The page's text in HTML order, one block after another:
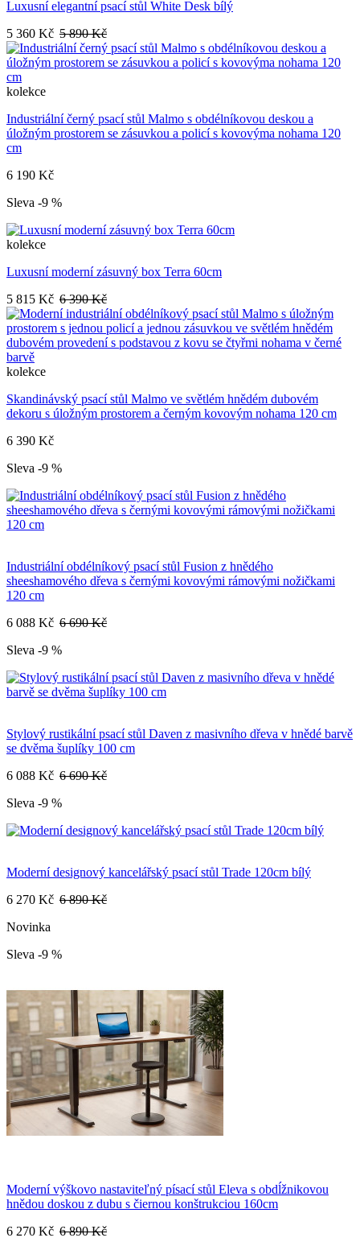
Luxusní elegantní psací stůl White Desk bílý
5 360 Kč 5 890 Kč
kolekce
Industriální černý psací stůl Malmo s obdélníkovou deskou a
úložným prostorem se zásuvkou a policí s kovovýma nohama 120
cm
6 190 Kč
Sleva -9 %
kolekce
Luxusní moderní zásuvný box Terra 60cm
5 815 Kč 6 390 Kč
kolekce
Skandinávský psací stůl Malmo ve světlém hnědém dubovém
dekoru s úložným prostorem a černým kovovým nohama 120 cm
6 390 Kč
Sleva -9 %
Industriální obdélníkový psací stůl Fusion z hnědého
sheeshamového dřeva s černými kovovými rámovými nožičkami
120 cm
6 088 Kč 6 690 Kč
Sleva -9 %
Stylový rustikální psací stůl Daven z masivního dřeva v hnědé barvě
se dvěma šuplíky 100 cm
6 088 Kč 6 690 Kč
Sleva -9 %
Moderní designový kancelářský psací stůl Trade 120cm bílý
6 270 Kč 6 890 Kč
Novinka
Sleva -9 %
Moderní výškovo nastaviteľný písací stůl Eleva s obdĺžnikovou
hnědou doskou z dubu s čiernou konštrukciou 160cm
6 270 Kč 6 890 Kč